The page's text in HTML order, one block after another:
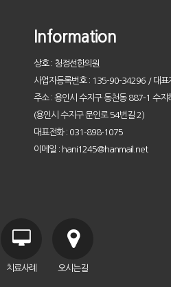
Information
상호 : 청정선한의원
사업자등록번호 : 135-90-34296 / 대표
주소 : 용인시 수지구 동천동 887-1 수지
(용인시 수지구 문인로 54번길 2)
대표전화 : 031-898-1075
이메일 : hani1245@hanmail.net
치료사례 오시는길